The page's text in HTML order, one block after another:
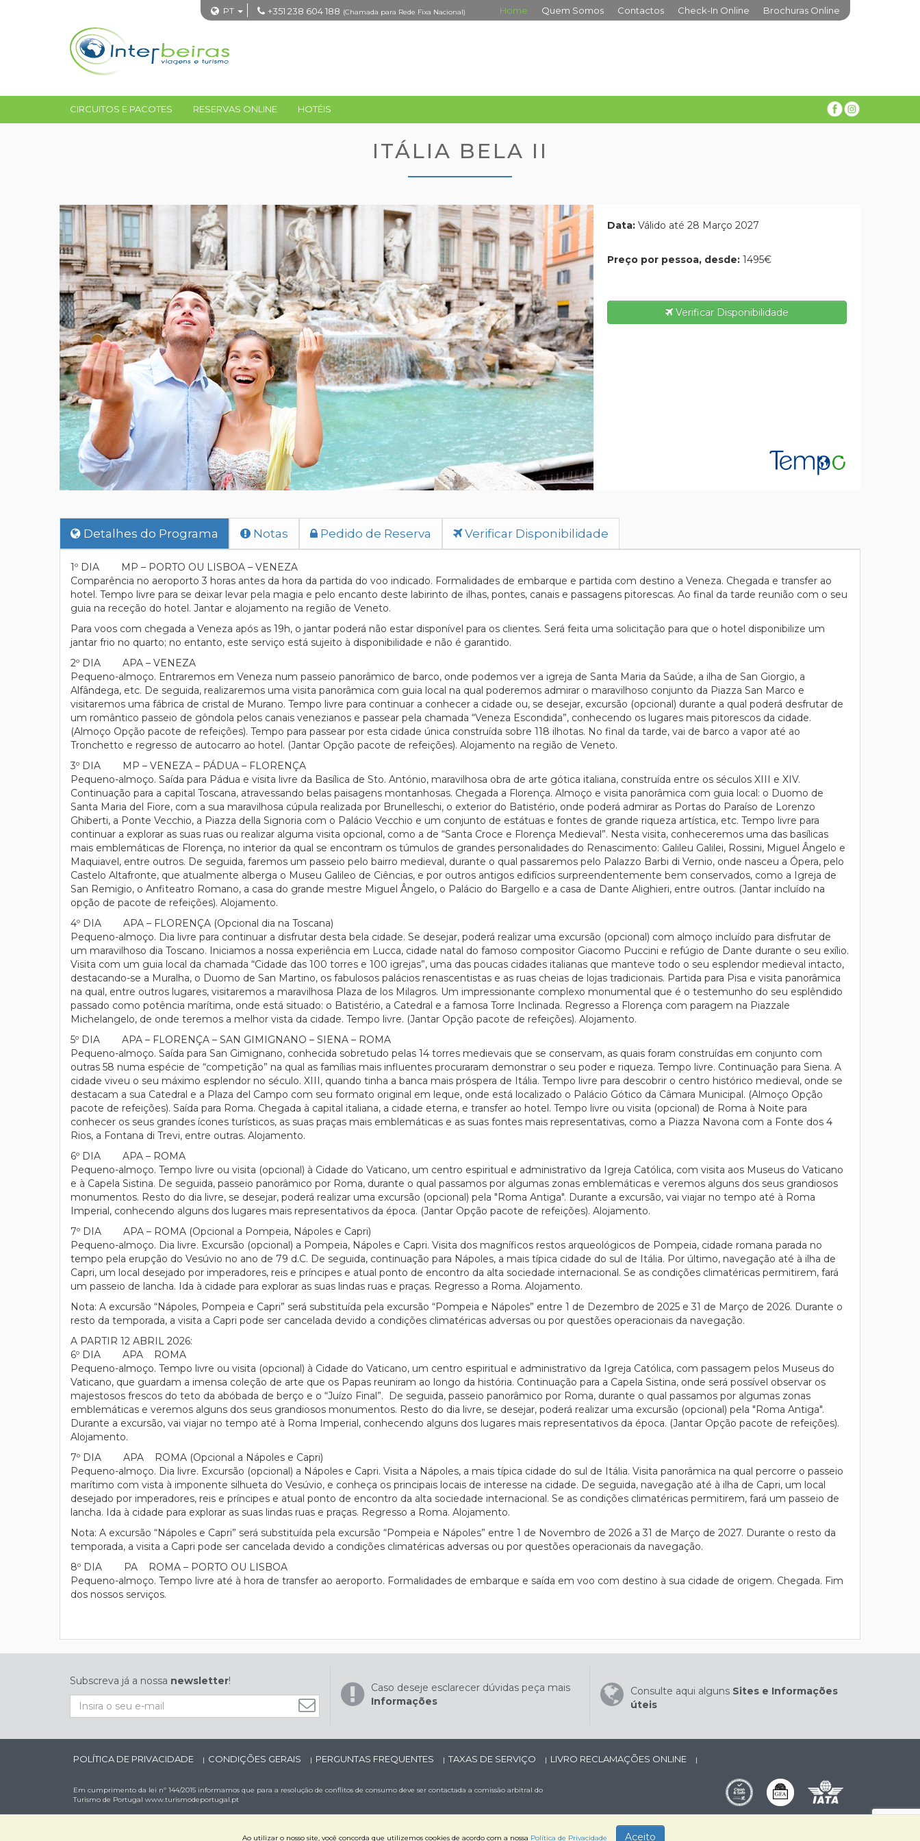
PT +351 238 604 188 (Chamada para Rede Fixa Nacional) Home Quem Somos Contactos Check-In Online Brochuras Online
CIRCUITOS E PACOTES RESERVAS ONLINE HOTÉIS
ITÁLIA BELA II
Data: Válido até 28 Março 2027
Preço por pessoa, desde: 1495€
Verificar Disponibilidade
Detalhes do Programa Notas Pedido de Reserva Verificar Disponibilidade
1º DIA MP – PORTO OU LISBOA – VENEZA
Comparência no aeroporto 3 horas antes da hora da partida do voo indicado. Formalidades de embarque e partida com destino a Veneza. Chegada e transfer ao
hotel. Tempo livre para se deixar levar pela magia e pelo encanto deste labirinto de ilhas, pontes, canais e passagens pitorescas. Ao final da tarde reunião com o seu
guia na receção do hotel. Jantar e alojamento na região de Veneto.
Para voos com chegada a Veneza após as 19h, o jantar poderá não estar disponível para os clientes. Será feita uma solicitação para que o hotel disponibilize um
jantar frio no quarto; no entanto, este serviço está sujeito à disponibilidade e não é garantido.
2º DIA APA – VENEZA
Pequeno-almoço. Entraremos em Veneza num passeio panorâmico de barco, onde podemos ver a igreja de Santa Maria da Saúde, a ilha de San Giorgio, a
Alfândega, etc. De seguida, realizaremos uma visita panorâmica com guia local na qual poderemos admirar o maravilhoso conjunto da Piazza San Marco e
visitaremos uma fábrica de cristal de Murano. Tempo livre para continuar a conhecer a cidade ou, se desejar, excursão (opcional) durante a qual poderá desfrutar de
um romântico passeio de gôndola pelos canais venezianos e passear pela chamada “Veneza Escondida”, conhecendo os lugares mais pitorescos da cidade.
(Almoço Opção pacote de refeições). Tempo para passear por esta cidade única construída sobre 118 ilhotas. No final da tarde, vai de barco a vapor até ao
Tronchetto e regresso de autocarro ao hotel. (Jantar Opção pacote de refeições). Alojamento na região de Veneto.
3º DIA MP – VENEZA – PÁDUA – FLORENÇA
Pequeno-almoço. Saída para Pádua e visita livre da Basílica de Sto. António, maravilhosa obra de arte gótica italiana, construída entre os séculos XIII e XIV.
Continuação para a capital Toscana, atravessando belas paisagens montanhosas. Chegada a Florença. Almoço e visita panorâmica com guia local: o Duomo de
Santa Maria del Fiore, com a sua maravilhosa cúpula realizada por Brunelleschi, o exterior do Batistério, onde poderá admirar as Portas do Paraíso de Lorenzo
Ghiberti, a Ponte Vecchio, a Piazza della Signoria com o Palácio Vecchio e um conjunto de estátuas e fontes de grande riqueza artística, etc. Tempo livre para
continuar a explorar as suas ruas ou realizar alguma visita opcional, como a de “Santa Croce e Florença Medieval”. Nesta visita, conheceremos uma das basílicas
mais emblemáticas de Florença, no interior da qual se encontram os túmulos de grandes personalidades do Renascimento: Galileu Galilei, Rossini, Miguel Ângelo e
Maquiavel, entre outros. De seguida, faremos um passeio pelo bairro medieval, durante o qual passaremos pelo Palazzo Barbi di Vernio, onde nasceu a Ópera, pelo
Castelo Altafronte, que atualmente alberga o Museu Galileo de Ciências, e por outros antigos edifícios surpreendentemente bem conservados, como a Igreja de
San Remigio, o Anfiteatro Romano, a casa do grande mestre Miguel Ângelo, o Palácio do Bargello e a casa de Dante Alighieri, entre outros. (Jantar incluído na
opção de pacote de refeições). Alojamento.
4º DIA APA – FLORENÇA (Opcional dia na Toscana)
Pequeno-almoço. Dia livre para continuar a disfrutar desta bela cidade. Se desejar, poderá realizar uma excursão (opcional) com almoço incluído para disfrutar de
um maravilhoso dia Toscano. Iniciamos a nossa experiência em Lucca, cidade natal do famoso compositor Giacomo Puccini e refúgio de Dante durante o seu exílio.
Visita com um guia local da chamada “Cidade das 100 torres e 100 igrejas”, uma das poucas cidades italianas que manteve todo o seu esplendor medieval intacto,
destacando-se a Muralha, o Duomo de San Martino, os fabulosos palácios renascentistas e as ruas cheias de lojas tradicionais. Partida para Pisa e visita panorâmica
na qual, entre outros lugares, visitaremos a maravilhosa Plaza de los Milagros. Um impressionante complexo monumental que é o testemunho do seu esplêndido
passado como potência marítima, onde está situado: o Batistério, a Catedral e a famosa Torre Inclinada. Regresso a Florença com paragem na Piazzale
Michelangelo, de onde teremos a melhor vista da cidade. Tempo livre. (Jantar Opção pacote de refeições). Alojamento.
5º DIA APA – FLORENÇA – SAN GIMIGNANO – SIENA – ROMA
Pequeno-almoço. Saída para San Gimignano, conhecida sobretudo pelas 14 torres medievais que se conservam, as quais foram construídas em conjunto com
outras 58 numa espécie de “competição” na qual as famílias mais influentes procuraram demonstrar o seu poder e riqueza. Tempo livre. Continuação para Siena. A
cidade viveu o seu máximo esplendor no século. XIII, quando tinha a banca mais próspera de Itália. Tempo livre para descobrir o centro histórico medieval, onde se
destacam a sua Catedral e a Plaza del Campo com seu formato original em leque, onde está localizado o Palácio Gótico da Câmara Municipal. (Almoço Opção
pacote de refeições). Saída para Roma. Chegada à capital italiana, a cidade eterna, e transfer ao hotel. Tempo livre ou visita (opcional) de Roma à Noite para
conhecer os seus grandes ícones turísticos, as suas praças mais emblemáticas e as suas fontes mais representativas, como a Piazza Navona com a Fonte dos 4
Rios, a Fontana di Trevi, entre outras. Alojamento.
6º DIA APA – ROMA
Pequeno-almoço. Tempo livre ou visita (opcional) à Cidade do Vaticano, um centro espiritual e administrativo da Igreja Católica, com visita aos Museus do Vaticano
e à Capela Sistina. De seguida, passeio panorâmico por Roma, durante o qual passamos por algumas zonas emblemáticas e veremos alguns dos seus grandiosos
monumentos. Resto do dia livre, se desejar, poderá realizar uma excursão (opcional) pela "Roma Antiga". Durante a excursão, vai viajar no tempo até à Roma
Imperial, conhecendo alguns dos lugares mais representativos da época. (Jantar Opção pacote de refeições). Alojamento.
7º DIA APA – ROMA (Opcional a Pompeia, Nápoles e Capri)
Pequeno-almoço. Dia livre. Excursão (opcional) a Pompeia, Nápoles e Capri. Visita dos magníficos restos arqueológicos de Pompeia, cidade romana parada no
tempo pela erupção do Vesúvio no ano de 79 d.C. De seguida, continuação para Nápoles, a mais típica cidade do sul de Itália. Por último, navegação até à ilha de
Capri, um local desejado por imperadores, reis e príncipes e atual ponto de encontro da alta sociedade internacional. Se as condições climatéricas permitirem, fará
um passeio de lancha. Ida à cidade para explorar as suas lindas ruas e praças. Regresso a Roma. Alojamento.
Nota: A excursão “Nápoles, Pompeia e Capri” será substituída pela excursão “Pompeia e Nápoles” entre 1 de Dezembro de 2025 e 31 de Março de 2026. Durante o
resto da temporada, a visita a Capri pode ser cancelada devido a condições climatéricas adversas ou por questões operacionais da navegação.
A PARTIR 12 ABRIL 2026:
6º DIA APA ROMA
Pequeno-almoço. Tempo livre ou visita (opcional) à Cidade do Vaticano, um centro espiritual e administrativo da Igreja Católica, com passagem pelos Museus do
Vaticano, que guardam a imensa coleção de arte que os Papas reuniram ao longo da história. Continuação para a Capela Sistina, onde será possível observar os
majestosos frescos do teto da abóbada de berço e o “Juízo Final”. De seguida, passeio panorâmico por Roma, durante o qual passamos por algumas zonas
emblemáticas e veremos alguns dos seus grandiosos monumentos. Resto do dia livre, se desejar, poderá realizar uma excursão (opcional) pela "Roma Antiga".
Durante a excursão, vai viajar no tempo até à Roma Imperial, conhecendo alguns dos lugares mais representativos da época. (Jantar Opção pacote de refeições).
Alojamento.
7º DIA APA ROMA (Opcional a Nápoles e Capri)
Pequeno-almoço. Dia livre. Excursão (opcional) a Nápoles e Capri. Visita a Nápoles, a mais típica cidade do sul de Itália. Visita panorâmica na qual percorre o passeio
marítimo com vista à imponente silhueta do Vesúvio, e conheça os principais locais de interesse na cidade. De seguida, navegação até à ilha de Capri, um local
desejado por imperadores, reis e príncipes e atual ponto de encontro da alta sociedade internacional. Se as condições climatéricas permitirem, fará um passeio de
lancha. Ida à cidade para explorar as suas lindas ruas e praças. Regresso a Roma. Alojamento.
Nota: A excursão “Nápoles e Capri” será substituída pela excursão “Pompeia e Nápoles” entre 1 de Novembro de 2026 a 31 de Março de 2027. Durante o resto da
temporada, a visita a Capri pode ser cancelada devido a condições climatéricas adversas ou por questões operacionais da navegação.
8º DIA PA ROMA – PORTO OU LISBOA
Pequeno-almoço. Tempo livre até à hora de transfer ao aeroporto. Formalidades de embarque e saída em voo com destino à sua cidade de origem. Chegada. Fim
dos nossos serviços.
Subscreva já a nossa newsletter!
Caso deseje esclarecer dúvidas peça mais
Informações
Consulte aqui alguns Sites e Informações
úteis
POLÍTICA DE PRIVACIDADE | CONDIÇÕES GERAIS | PERGUNTAS FREQUENTES | TAXAS DE SERVIÇO | LIVRO RECLAMAÇÕES ONLINE |
Em cumprimento da lei nº 144/2015 informamos que para a resolução de conflitos de consumo deve ser contactada a comissão arbitral do
Turismo de Portugal www.turismodeportugal.pt
Ao utilizar o nosso site, você concorda que utilizemos cookies de acordo com a nossa Política de Privacidade Aceito